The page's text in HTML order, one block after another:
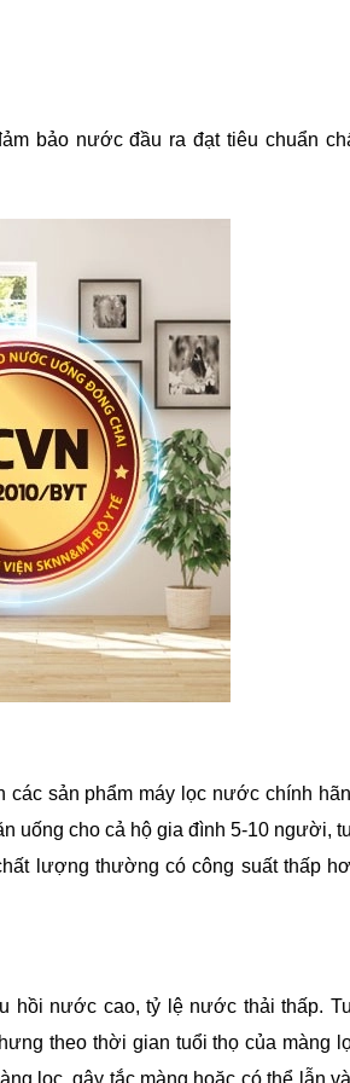
bảo nước đầu ra đạt tiêu chuẩn
các sản phẩm máy lọc nước chính
uống cho cả hộ gia đình 5-10 người,
lượng thường có công suất thấp
hồi nước cao, tỷ lệ nước thải thấp.
theo thời gian tuổi thọ của màng
lọc, gây tắc màng hoặc có thể lẫn